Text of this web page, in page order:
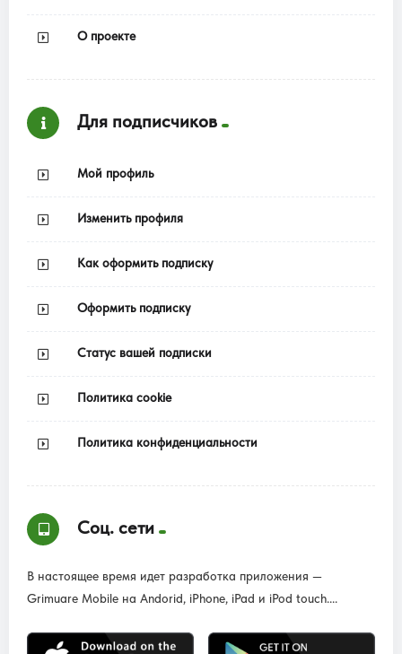
О проекте
Для подписчиков
Мой профиль
Изменить профиля
Как оформить подписку
Оформить подписку
Статус вашей подписки
Политика cookie
Политика конфиденциальности
Соц. сети
В настоящее время идет разработка приложения —
Grimuare Mobile на Andorid, iPhone, iPad и iPod touch....